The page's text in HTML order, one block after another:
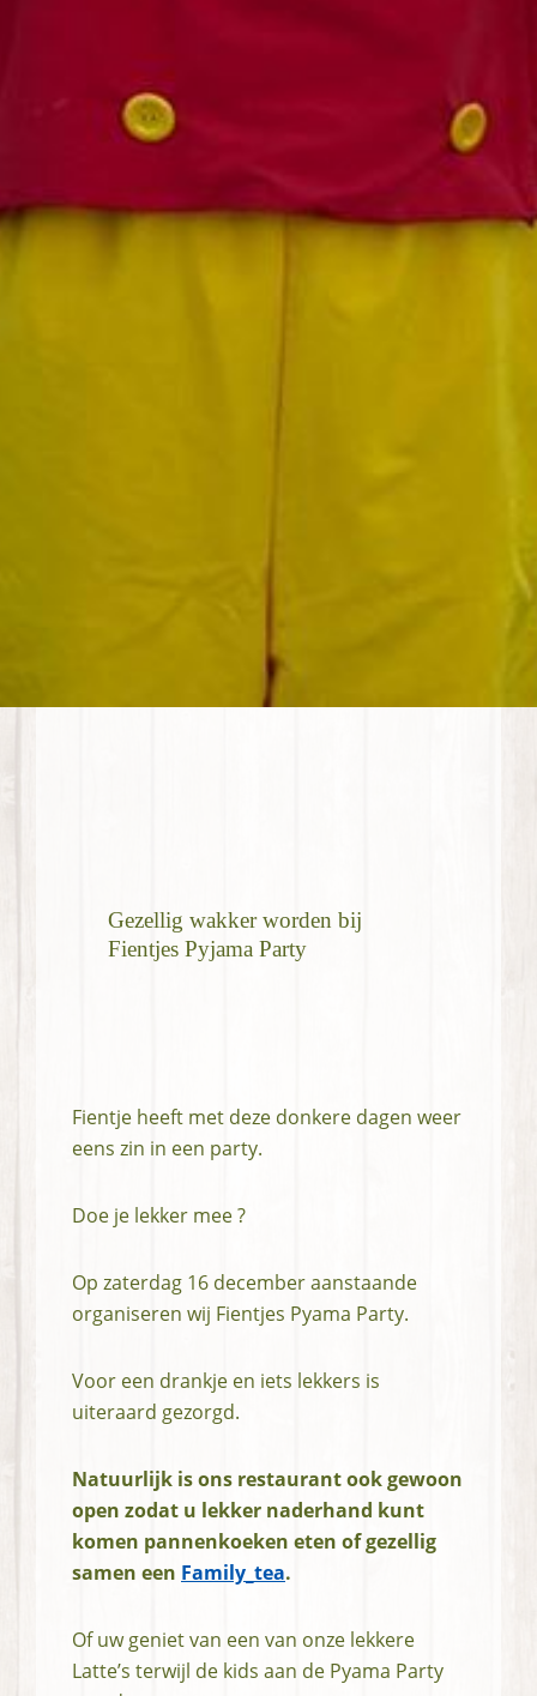
Gezellig wakker worden bij
Fientjes Pyjama Party
Fientje heeft met deze donkere dagen weer
eens zin in een party.
Doe je lekker mee ?
Op zaterdag 16 december aanstaande
organiseren wij Fientjes Pyama Party.
Voor een drankje en iets lekkers is
uiteraard gezorgd.
Natuurlijk is ons restaurant ook gewoon
open zodat u lekker naderhand kunt
komen pannenkoeken eten of gezellig
samen een Family_tea.
Of uw geniet van een van onze lekkere
Latte’s terwijl de kids aan de Pyama Party